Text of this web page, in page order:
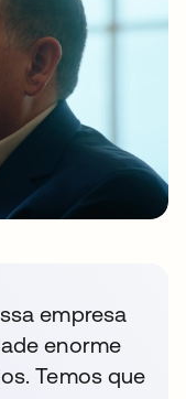
empresa
enorme
Temos que